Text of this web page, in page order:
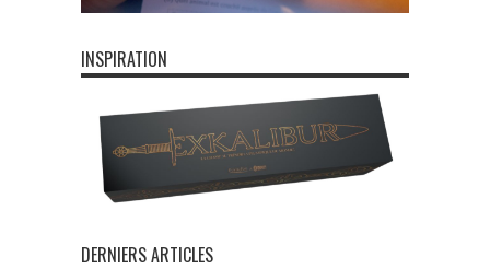
INSPIRATION
DERNIERS ARTICLES